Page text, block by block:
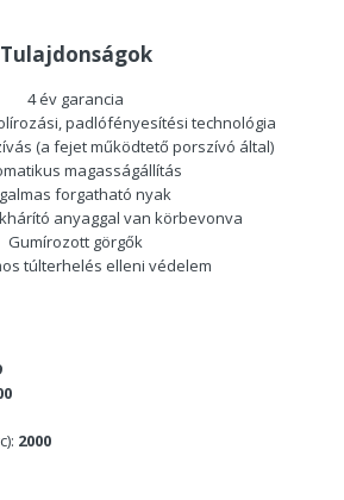
Tulajdonságok
4 év garancia
padlófényesítési technológia
(a fejet működtető porszívó által)
magasságállítás
forgatható nyak
anyaggal van körbevonva
Gumírozott görgők
túlterhelés elleni védelem
2000